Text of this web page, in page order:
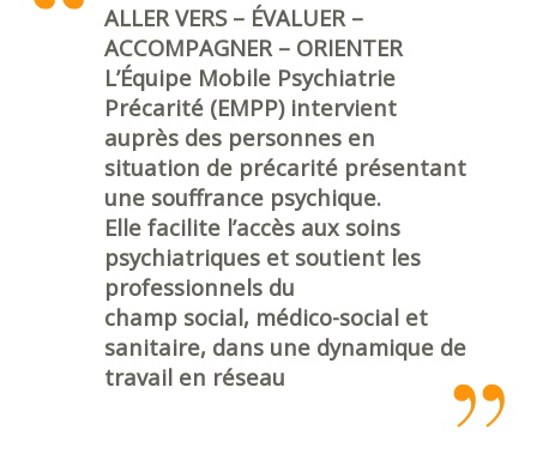
ALLER VERS – ÉVALUER –
ACCOMPAGNER – ORIENTER
L’Équipe Mobile Psychiatrie
Précarité (EMPP) intervient
auprès des personnes en
situation de précarité présentant
une souffrance psychique.
Elle facilite l’accès aux soins
psychiatriques et soutient les
professionnels du
champ social, médico-social et
sanitaire, dans une dynamique de
travail en réseau